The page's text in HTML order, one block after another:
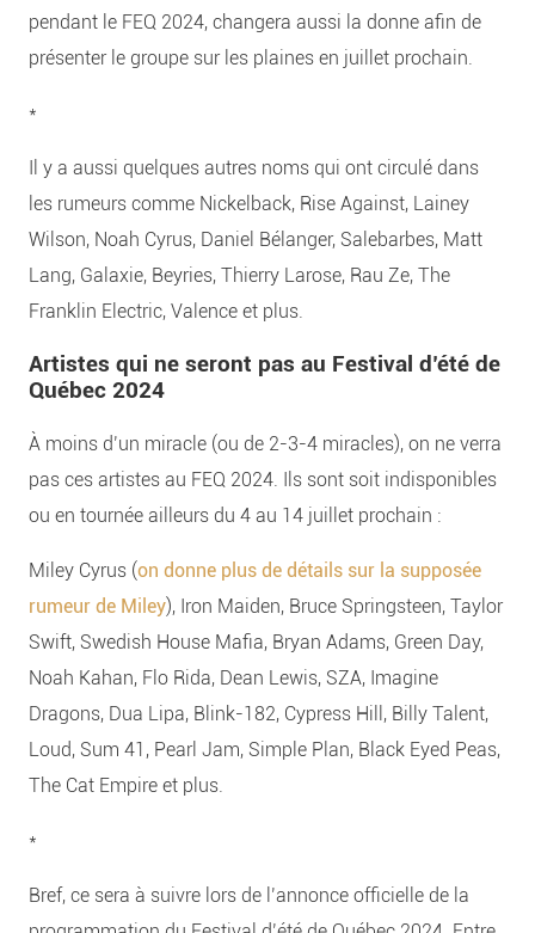
pendant le FEQ 2024, changera aussi la donne afin de
présenter le groupe sur les plaines en juillet prochain.
*
Il y a aussi quelques autres noms qui ont circulé dans
les rumeurs comme Nickelback, Rise Against, Lainey
Wilson, Noah Cyrus, Daniel Bélanger, Salebarbes, Matt
Lang, Galaxie, Beyries, Thierry Larose, Rau Ze, The
Franklin Electric, Valence et plus.
Artistes qui ne seront pas au Festival d’été de
Québec 2024
À moins d’un miracle (ou de 2-3-4 miracles), on ne verra
pas ces artistes au FEQ 2024. Ils sont soit indisponibles
ou en tournée ailleurs du 4 au 14 juillet prochain :
Miley Cyrus (on donne plus de détails sur la supposée
rumeur de Miley), Iron Maiden, Bruce Springsteen, Taylor
Swift, Swedish House Mafia, Bryan Adams, Green Day,
Noah Kahan, Flo Rida, Dean Lewis, SZA, Imagine
Dragons, Dua Lipa, Blink-182, Cypress Hill, Billy Talent,
Loud, Sum 41, Pearl Jam, Simple Plan, Black Eyed Peas,
The Cat Empire et plus.
*
Bref, ce sera à suivre lors de l’annonce officielle de la